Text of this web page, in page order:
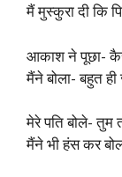
मैं मुस्कुरा दी कि
आकाश ने पूछा-
मैंने बोला- बहुत
मेरे पति बोले- तुम
मैंने भी हंस कर बोल